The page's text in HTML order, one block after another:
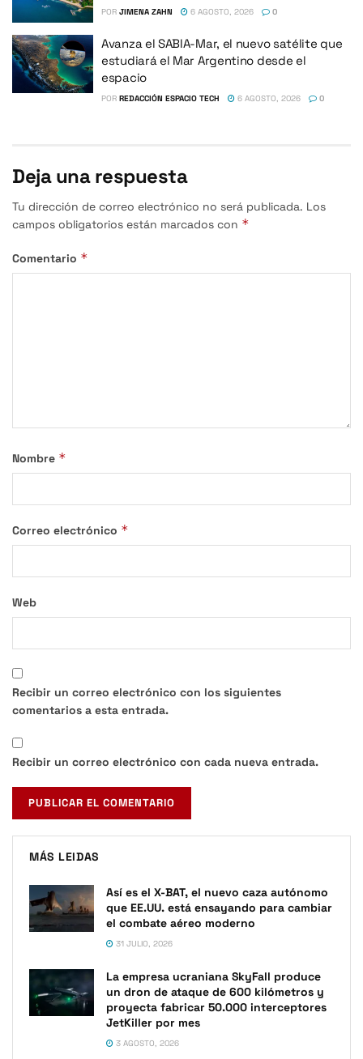
POR JIMENA ZAHN 6 AGOSTO, 2026 0
Avanza el SABIA-Mar, el nuevo satélite que
estudiará el Mar Argentino desde el
espacio
POR REDACCIÓN ESPACIO TECH 6 AGOSTO, 2026 0
Deja una respuesta
Tu dirección de correo electrónico no será publicada. Los
campos obligatorios están marcados con *
Comentario *
Nombre *
Correo electrónico *
Web
Recibir un correo electrónico con los siguientes
comentarios a esta entrada.
Recibir un correo electrónico con cada nueva entrada.
MÁS LEIDAS
Así es el X-BAT, el nuevo caza autónomo
que EE.UU. está ensayando para cambiar
el combate aéreo moderno
31 JULIO, 2026
La empresa ucraniana SkyFall produce
un dron de ataque de 600 kilómetros y
proyecta fabricar 50.000 interceptores
JetKiller por mes
3 AGOSTO, 2026